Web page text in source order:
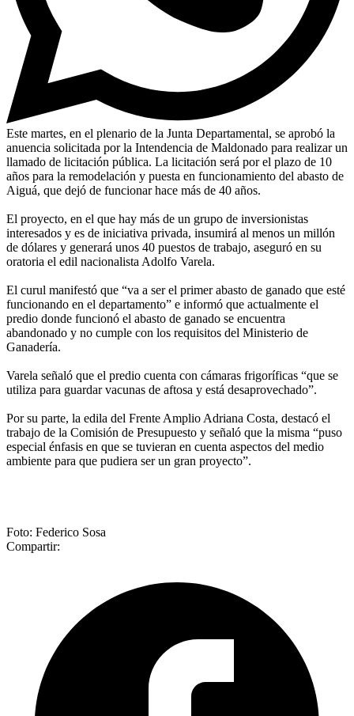
Este martes, en el plenario de la Junta Departamental, se aprobó la
anuencia solicitada por la Intendencia de Maldonado para realizar un
llamado de licitación pública. La licitación será por el plazo de 10
años para la remodelación y puesta en funcionamiento del abasto de
Aiguá, que dejó de funcionar hace más de 40 años.
El proyecto, en el que hay más de un grupo de inversionistas
interesados y es de iniciativa privada, insumirá al menos un millón
de dólares y generará unos 40 puestos de trabajo, aseguró en su
oratoria el edil nacionalista Adolfo Varela.
El curul manifestó que “va a ser el primer abasto de ganado que esté
funcionando en el departamento” e informó que actualmente el
predio donde funcionó el abasto de ganado se encuentra
abandonado y no cumple con los requisitos del Ministerio de
Ganadería.
Varela señaló que el predio cuenta con cámaras frigoríficas “que se
utiliza para guardar vacunas de aftosa y está desaprovechado”.
Por su parte, la edila del Frente Amplio Adriana Costa, destacó el
trabajo de la Comisión de Presupuesto y señaló que la misma “puso
especial énfasis en que se tuvieran en cuenta aspectos del medio
ambiente para que pudiera ser un gran proyecto”.
Foto: Federico Sosa
Compartir: